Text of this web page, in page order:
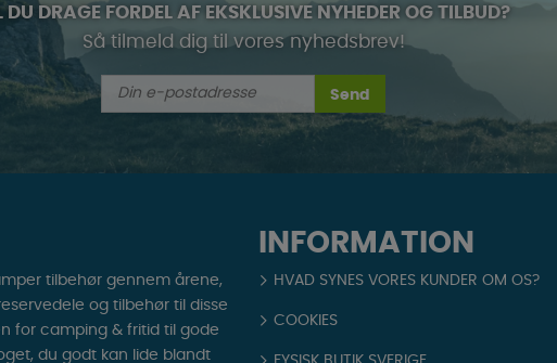
DU DRAGE FORDEL AF EKSKLUSIVE NYHEDER OG TILBUD?
Så tilmeld dig til vores nyhedsbrev!
Send
INFORMATION
HVAD SYNES VORES KUNDER OM OS?
COOKIES
tilbehør gennem årene,
og tilbehør til disse
for camping & fritid til gode
du godt kan lide blandt